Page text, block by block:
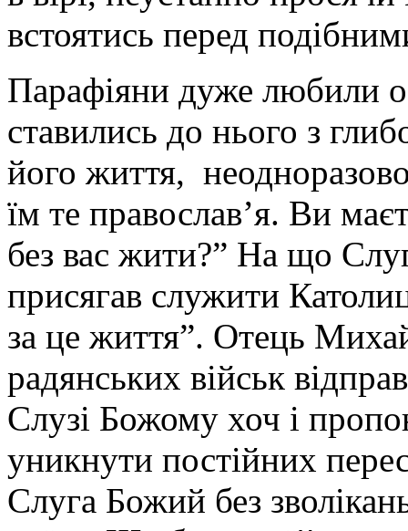
встоятись перед
Парафіяни дуже любили
ставились до нього з
його життя,
їм те православ’я. Ви
без вас жити?” На що
присягав служити
за це життя”. Отець
радянських військ
Слузі Божому хоч і
уникнути постійних
Слуга Божий без